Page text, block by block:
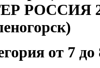
РОССИЯ
от 7 до